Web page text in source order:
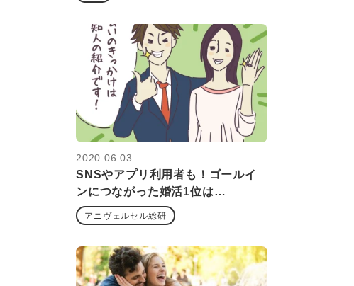
2020.06.03
SNSやアプリ利用者も！ゴールイ
ンにつながった婚活1位は…
アニヴェルセル総研